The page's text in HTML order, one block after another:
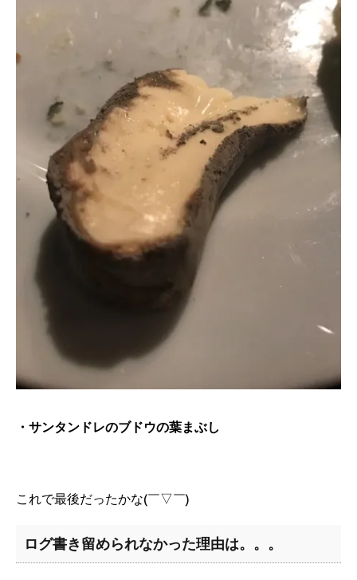
・サンタンドレのブドウの葉まぶし
これで最後だったかな(￣▽￣)
ログ書き留められなかった理由は。。。